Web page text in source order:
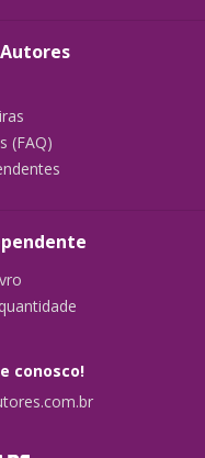
(FAQ)
conosco!